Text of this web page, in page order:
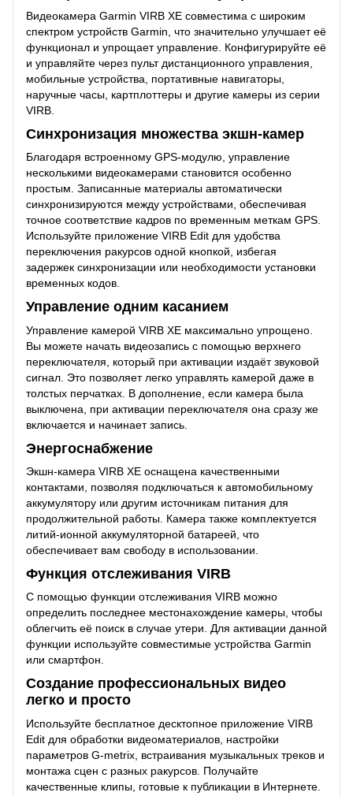
Видеокамера Garmin VIRB XE совместима с широким
спектром устройств Garmin, что значительно улучшает её
функционал и упрощает управление. Конфигурируйте её
и управляйте через пульт дистанционного управления,
мобильные устройства, портативные навигаторы,
наручные часы, картплоттеры и другие камеры из серии
VIRB.
Синхронизация множества экшн-камер
Благодаря встроенному GPS-модулю, управление
несколькими видеокамерами становится особенно
простым. Записанные материалы автоматически
синхронизируются между устройствами, обеспечивая
точное соответствие кадров по временным меткам GPS.
Используйте приложение VIRB Edit для удобства
переключения ракурсов одной кнопкой, избегая
задержек синхронизации или необходимости установки
временных кодов.
Управление одним касанием
Управление камерой VIRB XE максимально упрощено.
Вы можете начать видеозапись с помощью верхнего
переключателя, который при активации издаёт звуковой
сигнал. Это позволяет легко управлять камерой даже в
толстых перчатках. В дополнение, если камера была
выключена, при активации переключателя она сразу же
включается и начинает запись.
Энергоснабжение
Экшн-камера VIRB XE оснащена качественными
контактами, позволяя подключаться к автомобильному
аккумулятору или другим источникам питания для
продолжительной работы. Камера также комплектуется
литий-ионной аккумуляторной батареей, что
обеспечивает вам свободу в использовании.
Функция отслеживания VIRB
С помощью функции отслеживания VIRB можно
определить последнее местонахождение камеры, чтобы
облегчить её поиск в случае утери. Для активации данной
функции используйте совместимые устройства Garmin
или смартфон.
Создание профессиональных видео
легко и просто
Используйте бесплатное десктопное приложение VIRB
Edit для обработки видеоматериалов, настройки
параметров G-metrix, встраивания музыкальных треков и
монтажа сцен с разных ракурсов. Получайте
качественные клипы, готовые к публикации в Интернете.